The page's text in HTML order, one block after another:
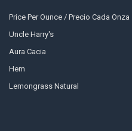
Price Per Ounce / Precio Cada Onza
Uncle Harry's
Aura Cacia
Hem
Lemongrass Natural